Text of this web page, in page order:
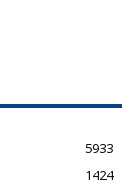
5933
1424